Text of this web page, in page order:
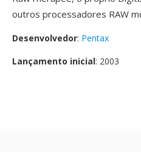
outros processadores RAW
Desenvolvedor: Pentax
Lançamento inicial: 2003